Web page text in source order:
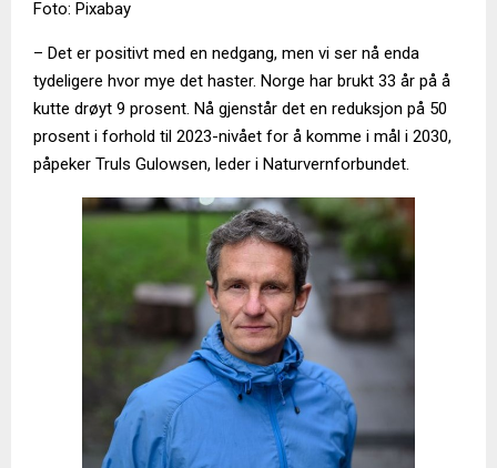
Foto: Pixabay
– Det er positivt med en nedgang, men vi ser nå enda
tydeligere hvor mye det haster. Norge har brukt 33 år på å
kutte drøyt 9 prosent. Nå gjenstår det en reduksjon på 50
prosent i forhold til 2023-nivået for å komme i mål i 2030,
påpeker Truls Gulowsen, leder i Naturvernforbundet.